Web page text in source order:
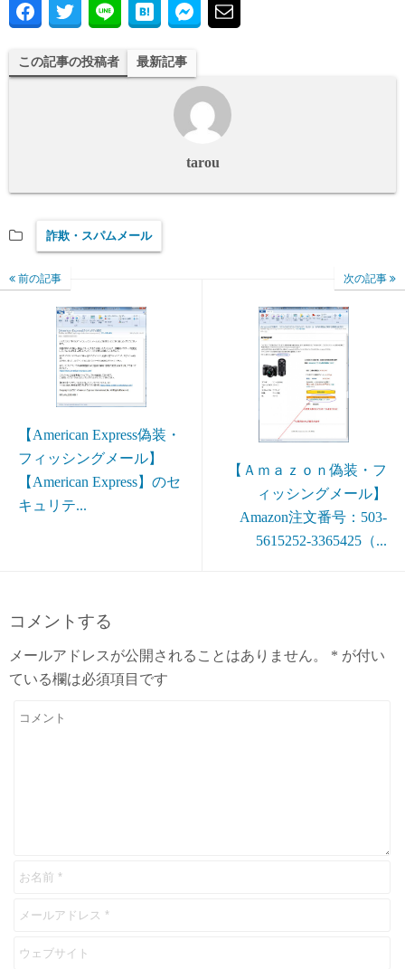
この記事の投稿者 最新記事
tarou
詐欺・スパムメール
前の記事
【American Express偽装・
フィッシングメール】
【American Express】のセ
キュリテ...
次の記事
【Ａｍａｚｏｎ偽装・フ
ィッシングメール】
Amazon注文番号：503-
5615252-3365425（...
コメントする
メールアドレスが公開されることはありません。 * が付い
ている欄は必須項目です